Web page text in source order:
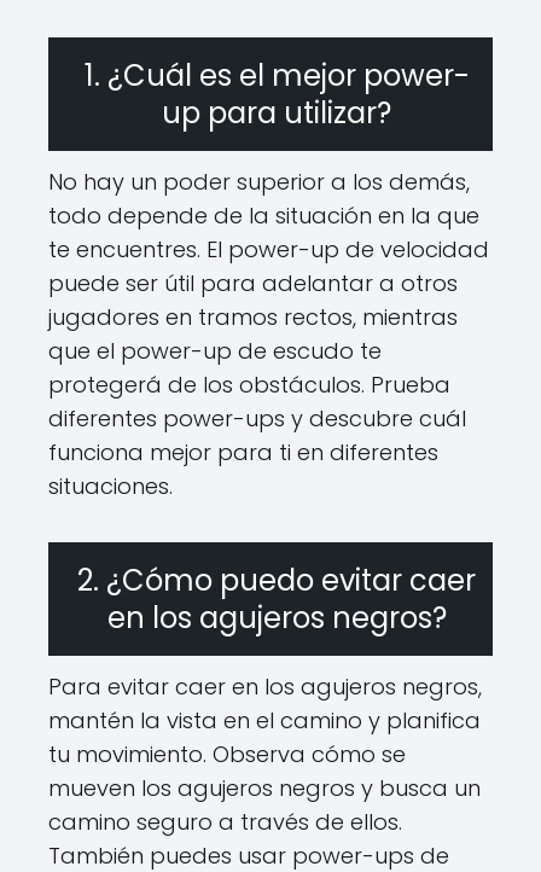
1. ¿Cuál es el mejor power-
up para utilizar?
No hay un poder superior a los demás,
todo depende de la situación en la que
te encuentres. El power-up de velocidad
puede ser útil para adelantar a otros
jugadores en tramos rectos, mientras
que el power-up de escudo te
protegerá de los obstáculos. Prueba
diferentes power-ups y descubre cuál
funciona mejor para ti en diferentes
situaciones.
2. ¿Cómo puedo evitar caer
en los agujeros negros?
Para evitar caer en los agujeros negros,
mantén la vista en el camino y planifica
tu movimiento. Observa cómo se
mueven los agujeros negros y busca un
camino seguro a través de ellos.
También puedes usar power-ups de